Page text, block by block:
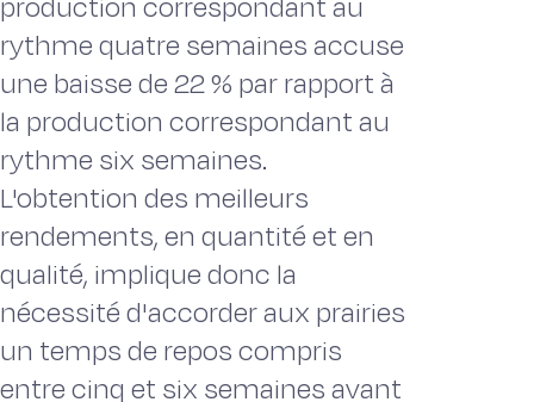
rythme quatre semaines accuse
une baisse de 22 % par rapport à
la production correspondant au
rythme six semaines.
L'obtention des meilleurs
rendements, en quantité et en
qualité, implique donc la
nécessité d'accorder aux prairies
un temps de repos compris
entre cinq et six semaines avant